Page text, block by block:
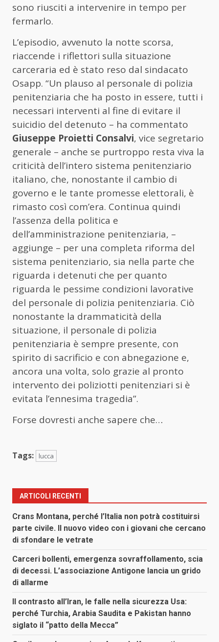
sono riusciti a intervenire in tempo per
fermarlo.
L’episodio, avvenuto la notte scorsa,
riaccende i riflettori sulla situazione
carceraria ed è stato reso dal sindacato
Osapp. “Un plauso al personale di polizia
penitenziaria che ha posto in essere, tutti i
necessari interventi al fine di evitare il
suicidio del detenuto – ha commentato
Giuseppe Proietti Consalvi, vice segretario
generale – anche se purtroppo resta viva la
criticità dell’intero sistema penitenziario
italiano, che, nonostante il cambio di
governo e le tante promesse elettorali, è
rimasto così com’era. Continua quindi
l’assenza della politica e
dell’amministrazione penitenziaria, –
aggiunge – per una completa riforma del
sistema penitenziario, sia nella parte che
riguarda i detenuti che per quanto
riguarda le pessime condizioni lavorative
del personale di polizia penitenziaria. Ciò
nonostante la drammaticità della
situazione, il personale di polizia
penitenziaria è sempre presente, con
spirito di sacrificio e con abnegazione e,
ancora una volta, solo grazie al pronto
intervento dei poliziotti penitenziari si è
evitata l’ennesima tragedia”.
Forse dovresti anche sapere che…
Tags: lucca
ARTICOLI RECENTI
Crans Montana, perché l’Italia non potrà costituirsi
parte civile. Il nuovo video con i giovani che cercano
di sfondare le vetrate
Carceri bollenti, emergenza sovraffollamento, scia
di decessi. L’associazione Antigone lancia un grido
di allarme
Il contrasto all’Iran, le falle nella sicurezza Usa:
perché Turchia, Arabia Saudita e Pakistan hanno
siglato il “patto della Mecca”